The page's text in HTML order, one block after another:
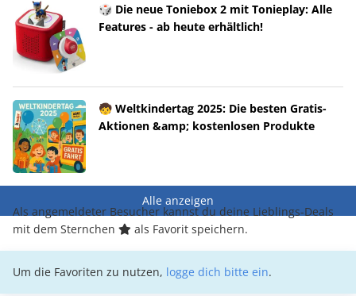
🎲 Die neue Toniebox 2 mit Tonieplay: Alle
Features - ab heute erhältlich!
🧒 Weltkindertag 2025: Die besten Gratis-
Aktionen &amp; kostenlosen Produkte
Alle anzeigen
Als angemeldeter Besucher kannst du deine Lieblings-Deals
mit dem Sternchen
als Favorit speichern.
Um die Favoriten zu nutzen, logge dich bitte ein.